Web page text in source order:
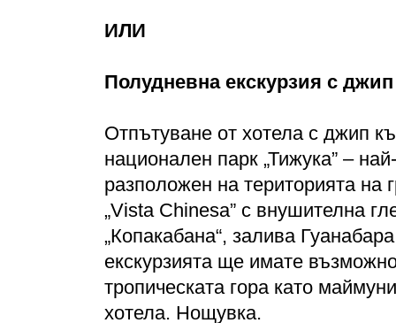
ИЛИ
Полудневна екскурзия с
Отпътуване от хотела с джип
национален парк „Тижука” –
разположен на територията
„Vista Chinesa” с внушителна
„Копакабана“, залива
екскурзията ще имате
тропическата гора като
хотела. Нощувка.